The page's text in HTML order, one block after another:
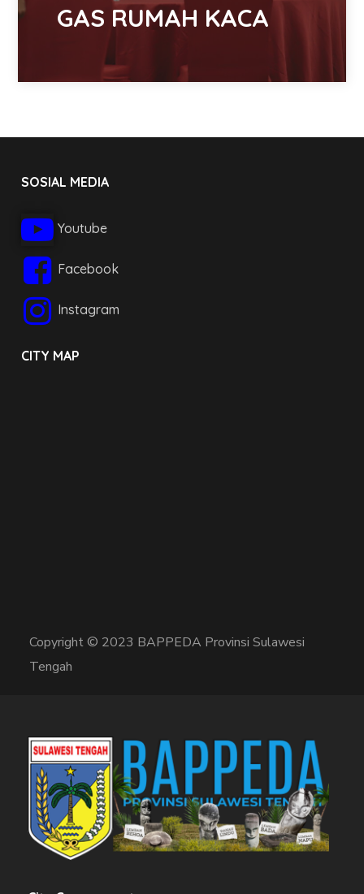
GAS RUMAH KACA
SOSIAL MEDIA
Youtube
Facebook
Instagram
CITY MAP
Copyright © 2023 BAPPEDA Provinsi Sulawesi
Tengah